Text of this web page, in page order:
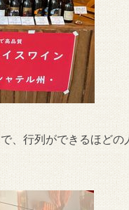
、行列ができるほどの